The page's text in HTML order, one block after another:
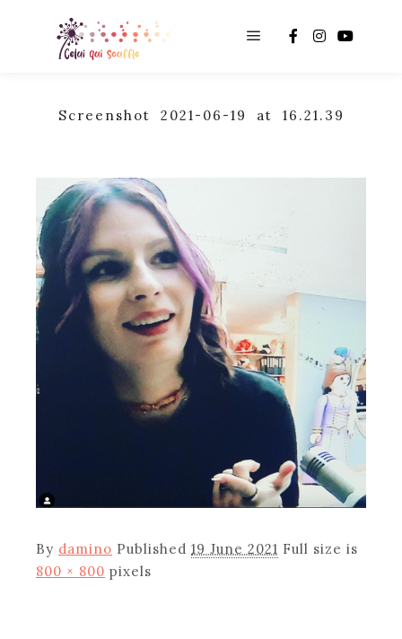
Screenshot 2021-06-19 at 16.21.39
By damino Published 19 June 2021 Full size is
800 × 800 pixels